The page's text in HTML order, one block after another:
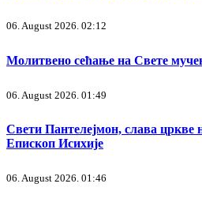
06. August 2026. 02:12
Молитвено сећање на Свете
06. August 2026. 01:49
Свети Пантелејмон, слава
Епископ Исихије
06. August 2026. 01:46